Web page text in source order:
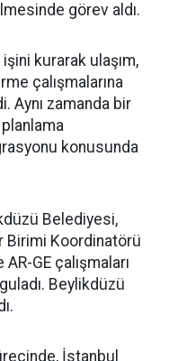
görev aldı.
kurarak ulaşım,
çalışmalarına
Aynı zamanda bir
konusunda
Belediyesi,
Birimi Koordinatörü
GE çalışmaları
Beylikdüzü
İstanbul